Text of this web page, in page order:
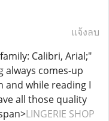
แจ้งลบ
Calibri, Arial;"
always comes-up
and while reading I
all those quality
LINGERIE SHOP